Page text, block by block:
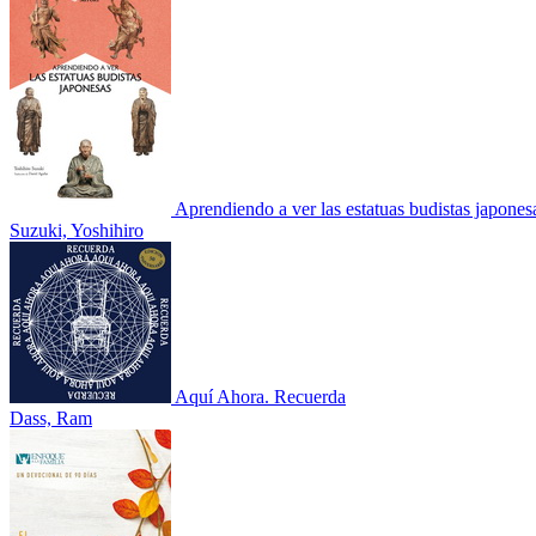
Aprendiendo a ver las estatuas budistas
Suzuki, Yoshihiro
Aquí Ahora. Recuerda
Dass, Ram